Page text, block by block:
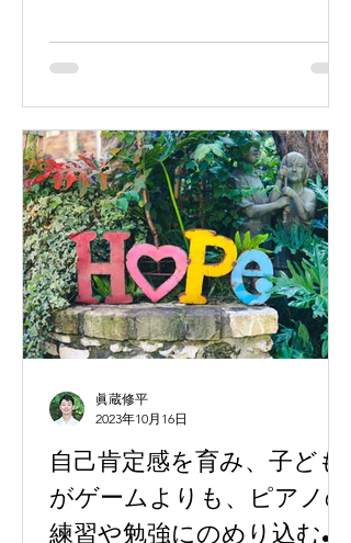
自己肯定感を育み、子ども
がゲームよりも、ピアノの
練習や勉強にのめり込む関
眞蔵修平
2023年10月16日